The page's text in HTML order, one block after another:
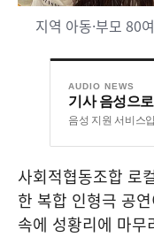
지역 아동·부모 80
AUDIO NEWS
기사 음성으로
음성 지원 서비스
사회적협동조합 로
한 복합 인형극 공
속에 성황리에 마무